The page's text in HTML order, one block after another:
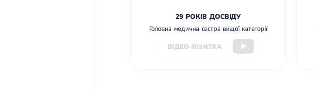
29 РОКІВ ДОСВІДУ
Головна медична сестра вищої категорії
ВІДЕО–ВІЗИТКА